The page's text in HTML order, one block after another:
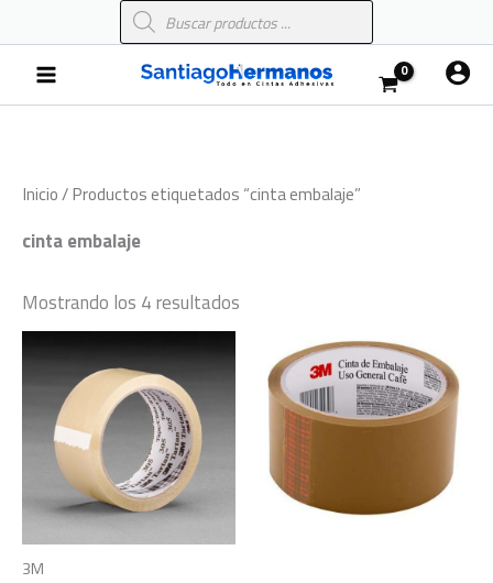
al
contenido
Búsqueda
de
Main
Menu
Inicio/ Productos etiquetados “cinta embalaje”
cinta embalaje
Mostrando los 4 resultados
3M